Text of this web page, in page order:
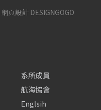
網頁設計 DESIGNGOGO
系所成員
航海協會
Englsih